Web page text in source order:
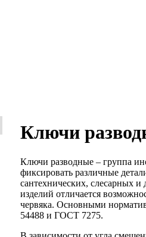
Ключи
Ключи разводные – группа
фиксировать различные
сантехнических, слесарных
изделий отличается
червяка. Основными
54488 и ГОСТ 7275.